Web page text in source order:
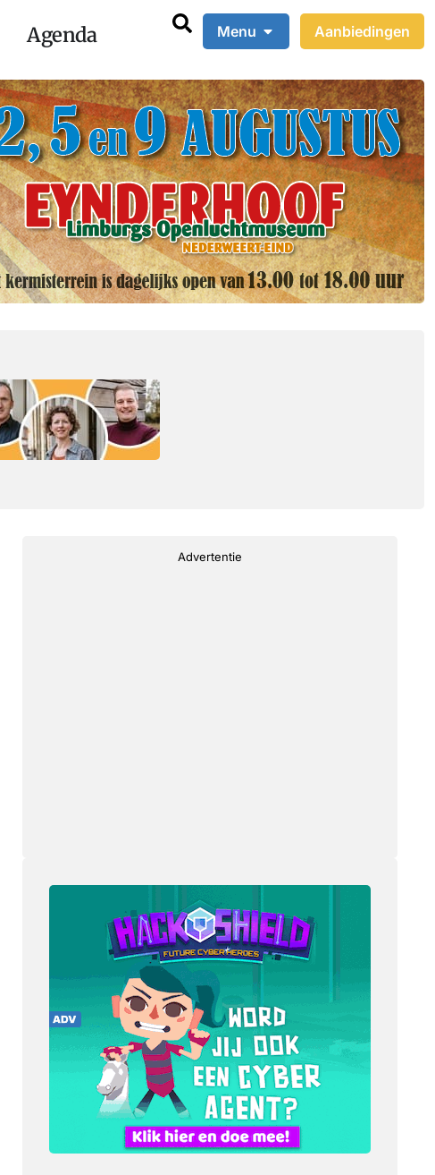
Agenda Menu Aanbiedingen
Advertentie